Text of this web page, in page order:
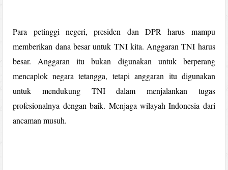
Para petinggi negeri, presiden dan DPR harus mampu
memberikan dana besar untuk TNI kita. Anggaran TNI harus
besar. Anggaran itu bukan digunakan untuk berperang
mencaplok negara tetangga, tetapi anggaran itu digunakan
untuk mendukung TNI dalam menjalankan tugas
profesionalnya dengan baik. Menjaga wilayah Indonesia dari
ancaman musuh.